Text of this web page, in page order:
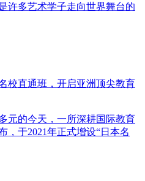
许多艺术学子走向世界舞台的
校直通班，开启亚洲顶尖教育
元的今天，一所深耕国际教育
，于2021年正式增设“日本名